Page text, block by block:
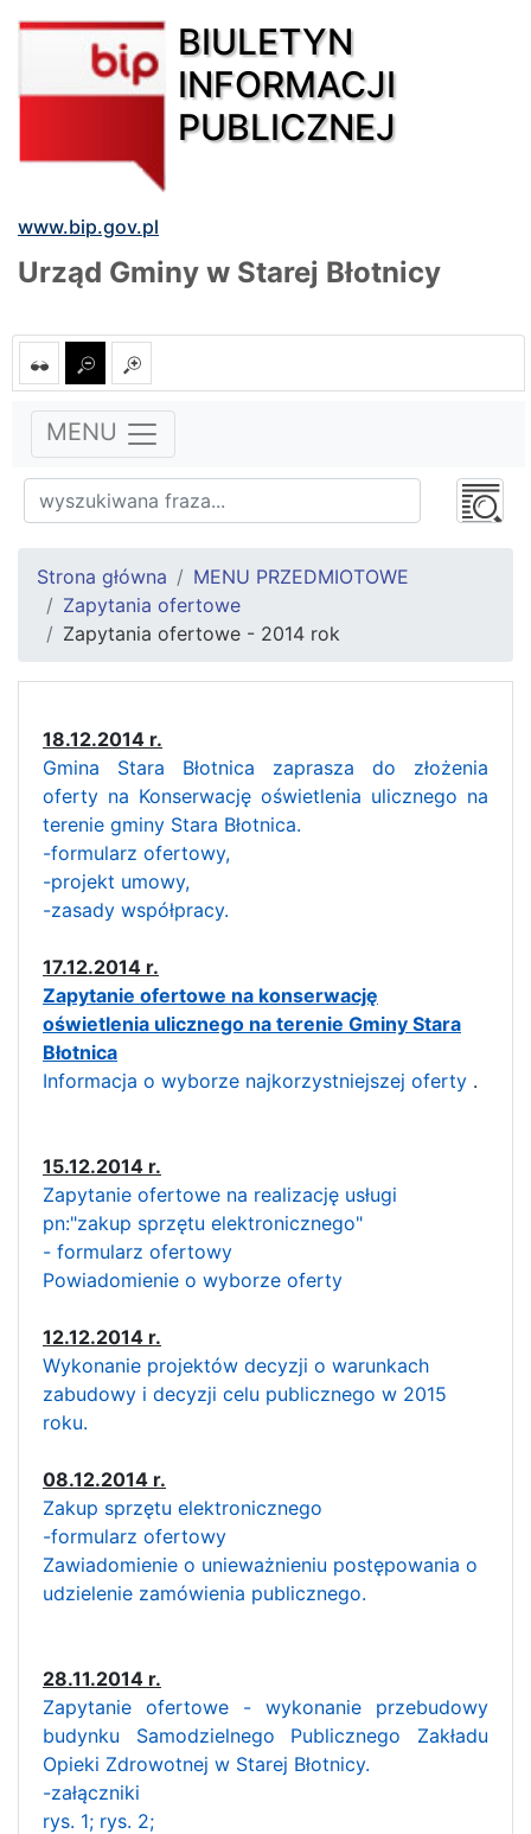
BIULETYN
INFORMACJI
PUBLICZNEJ
www.bip.gov.pl
Urząd Gminy w Starej Błotnicy
MENU
Strona główna
MENU PRZEDMIOTOWE
Zapytania ofertowe
Zapytania ofertowe - 2014 rok
18.12.2014 r.
Gmina Stara Błotnica zaprasza do złożenia
oferty na Konserwację oświetlenia ulicznego na
terenie gminy Stara Błotnica.
-formularz ofertowy,
-projekt umowy,
-zasady współpracy.
17.12.2014 r.
Zapytanie ofertowe na konserwację
oświetlenia ulicznego na terenie Gminy Stara
Błotnica
Informacja o wyborze najkorzystniejszej oferty .
15.12.2014 r.
Zapytanie ofertowe na realizację usługi
pn:"zakup sprzętu elektronicznego"
- formularz ofertowy
Powiadomienie o wyborze oferty
12.12.2014 r.
Wykonanie projektów decyzji o warunkach
zabudowy i decyzji celu publicznego w 2015
roku.
08.12.2014 r.
Zakup sprzętu elektronicznego
-formularz ofertowy
Zawiadomienie o unieważnieniu postępowania o
udzielenie zamówienia publicznego.
28.11.2014 r.
Zapytanie ofertowe - wykonanie przebudowy
budynku Samodzielnego Publicznego Zakładu
Opieki Zdrowotnej w Starej Błotnicy.
-załączniki
rys. 1; rys. 2;